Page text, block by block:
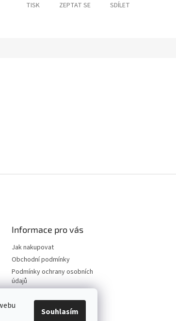
Souhlasím
TISK ZEPTAT SE SDÍLET
Informace pro vás
Jak nakupovat
Obchodní podmínky
Podmínky ochrany osobních
údajů
PlnímeSítě.cz